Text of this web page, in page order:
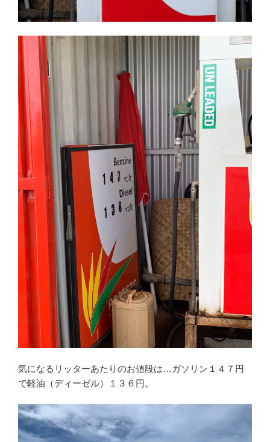
気になるリッターあたりのお値段は…ガソリン１４７円
で軽油（ディーゼル）１３６円。